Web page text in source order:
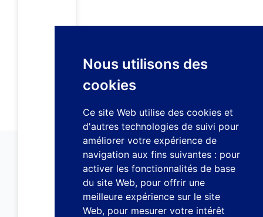
Nous utilisons des
cookies
Ce site Web utilise des cookies et
d'autres technologies de suivi pour
améliorer votre expérience de
navigation aux fins suivantes : pour
activer les fonctionnalités de base
du site Web, pour offrir une
meilleure expérience sur le site
Web, pour mesurer votre intérêt